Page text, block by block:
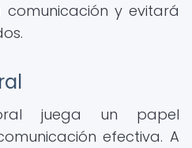
y evitará
juega un papel
efectiva. A